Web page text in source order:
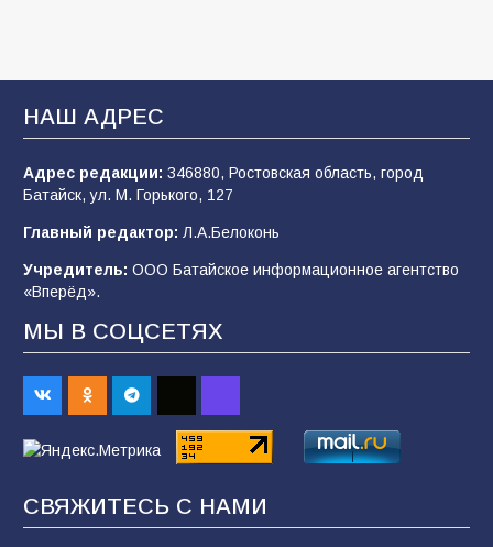
В Батайске продолжаются дорожные работы
107 04.08.2026
строительные профессии в ходе
спортивного праздника
90
Командовал боем до последнего: герой
Евгений Остапенко
05.08.2026
Батайчане вышли в финал Всероссийского
конкурса «Большая перемена»
НАШ АДРЕС
Адрес редакции: 346880, Ростовская область, город
Батайск, ул. М. Горького, 127
Главный редактор: Л.А.Белоконь
Учредитель: ООО Батайское информационное агентство
«Вперёд».
МЫ В СОЦСЕТЯХ
СВЯЖИТЕСЬ С НАМИ